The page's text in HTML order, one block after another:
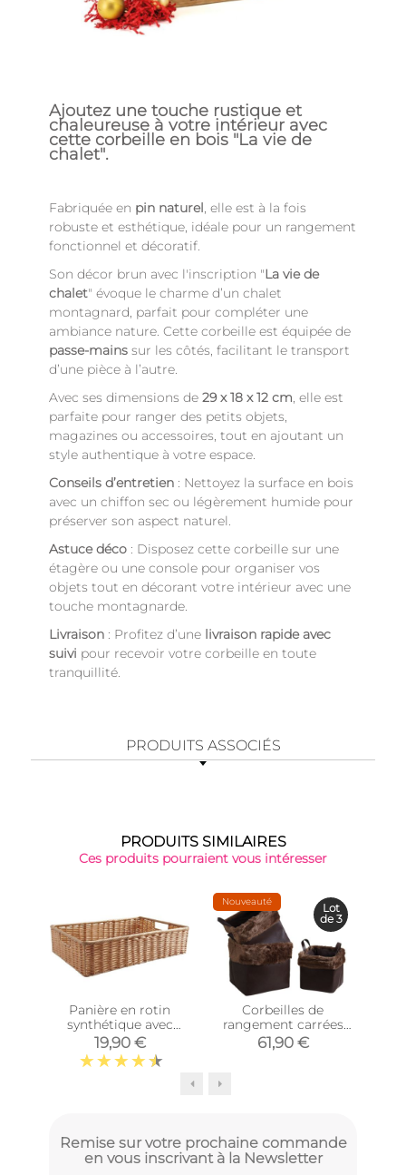
Ajoutez une touche rustique et
chaleureuse à votre intérieur avec
cette corbeille en bois "La vie de
chalet".
Fabriquée en pin naturel, elle est à la fois
robuste et esthétique, idéale pour un rangement
fonctionnel et décoratif.
Son décor brun avec l'inscription "La vie de
chalet" évoque le charme d’un chalet
montagnard, parfait pour compléter une
ambiance nature. Cette corbeille est équipée de
passe-mains sur les côtés, facilitant le transport
d’une pièce à l’autre.
Avec ses dimensions de 29 x 18 x 12 cm, elle est
parfaite pour ranger des petits objets,
magazines ou accessoires, tout en ajoutant un
style authentique à votre espace.
Conseils d’entretien : Nettoyez la surface en bois
avec un chiffon sec ou légèrement humide pour
préserver son aspect naturel.
Astuce déco : Disposez cette corbeille sur une
étagère ou une console pour organiser vos
objets tout en décorant votre intérieur avec une
touche montagnarde.
Livraison : Profitez d’une livraison rapide avec
suivi pour recevoir votre corbeille en toute
tranquillité.
PRODUITS ASSOCIÉS
PRODUITS SIMILAIRES
Ces produits pourraient vous intéresser
Panière en rotin
synthétique avec
passe-main
(Longueur 40cm)
19,90 €
Nouveauté
Corbeilles de
rangement carrées
avec fourrure
synthétique (Lot de 3)
61,90 €
Lot
de 3
Remise sur votre prochaine commande
en vous inscrivant à la Newsletter